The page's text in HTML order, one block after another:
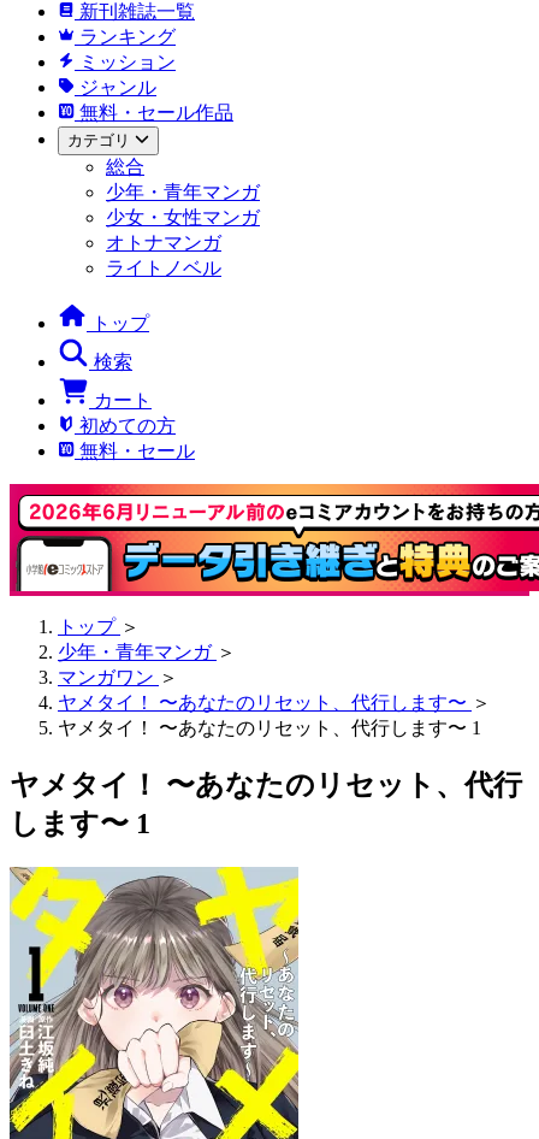
新刊雑誌一覧
ランキング
ミッション
ジャンル
無料・セール作品
カテゴリ
総合
少年・青年マンガ
少女・女性マンガ
オトナマンガ
ライトノベル
トップ
検索
カート
初めての方
無料・セール
トップ ＞
少年・青年マンガ ＞
マンガワン ＞
ヤメタイ！ 〜あなたのリセット、代行します〜 ＞
ヤメタイ！ 〜あなたのリセット、代行します〜 1
ヤメタイ！ 〜あなたのリセット、代行
します〜 1